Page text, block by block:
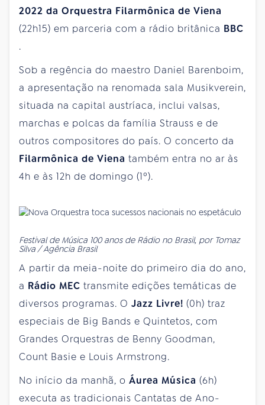
2022 da Orquestra Filarmônica de Viena
(22h15) em parceria com a rádio britânica BBC
.
Sob a regência do maestro Daniel Barenboim,
a apresentação na renomada sala Musikverein,
situada na capital austríaca, inclui valsas,
marchas e polcas da família Strauss e de
outros compositores do país. O concerto da
Filarmônica de Viena também entra no ar às
4h e às 12h de domingo (1º).
Festival de Música 100 anos de Rádio no Brasil, por Tomaz
Silva / Agência Brasil
A partir da meia-noite do primeiro dia do ano,
a Rádio MEC transmite edições temáticas de
diversos programas. O Jazz Livre! (0h) traz
especiais de Big Bands e Quintetos, com
Grandes Orquestras de Benny Goodman,
Count Basie e Louis Armstrong.
No início da manhã, o Áurea Música (6h)
executa as tradicionais Cantatas de Ano-